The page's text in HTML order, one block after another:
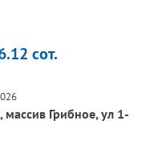
сот.
Грибное, ул 1-